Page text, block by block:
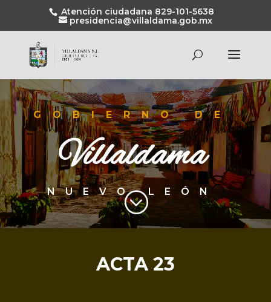
Atención ciudadana 829-101-5638
presidencia@villaldama.gob.mx
GOBIERNO DE
Villaldama
NUEVO LEÓN
;
ACTA 23